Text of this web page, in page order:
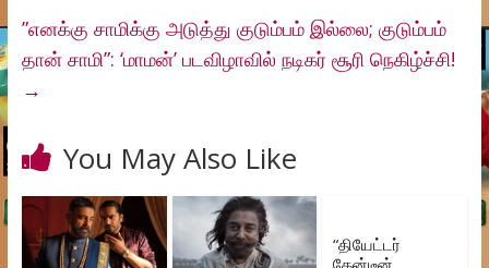
”எனக்கு சாமிக்கு அடுத்து குடும்பம் இல்லை; குடும்பம்
தான் சாமி”: ‘மாமன்’ படவிழாவில் நடிகர் சூரி நெகிழ்ச்சி!
→
You May Also Like
“தியேட்டர்
கேன்டீன்